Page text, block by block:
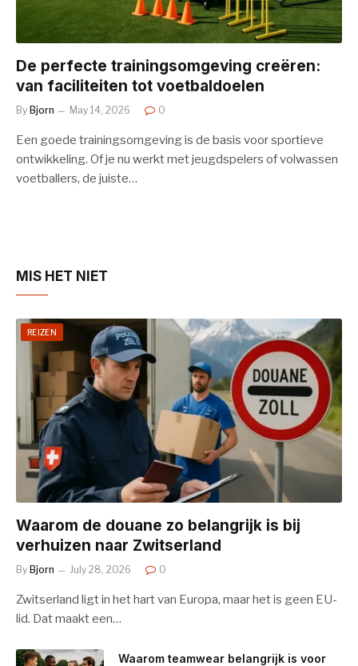
De perfecte trainingsomgeving creëren:
van faciliteiten tot voetbaldoelen
By Bjorn May 14, 2026 0
Een goede trainingsomgeving is de basis voor sportieve
ontwikkeling. Of je nu werkt met jeugdspelers of volwassen
voetballers, de juiste…
MIS HET NIET
REIZEN
Waarom de douane zo belangrijk is bij
verhuizen naar Zwitserland
By Bjorn July 28, 2026 0
Zwitserland ligt in het hart van Europa, maar het is geen EU-
lid. Dat maakt een…
Waarom teamwear belangrijk is voor